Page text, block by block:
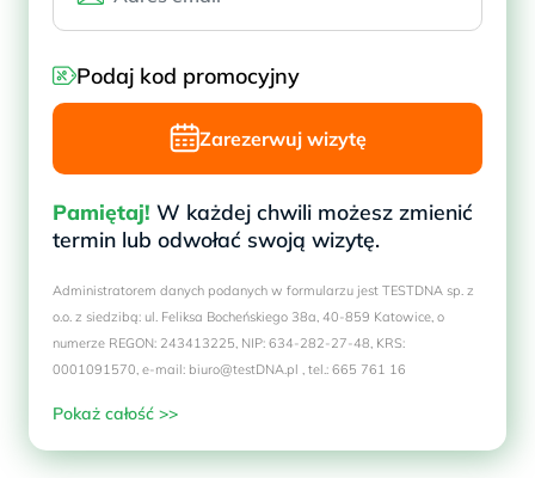
Podaj kod promocyjny
Zarezerwuj wizytę
Pamiętaj! W każdej chwili możesz zmienić
termin lub odwołać swoją wizytę.
Administratorem danych podanych w formularzu jest TESTDNA sp. z
o.o. z siedzibą: ul. Feliksa Bocheńskiego 38a, 40-859 Katowice, o
numerze REGON: 243413225, NIP: 634-282-27-48, KRS:
0001091570, e-mail: biuro@testDNA.pl , tel.: 665 761 16
Pokaż całość >>